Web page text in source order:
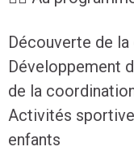
Découverte de
Développement
de la
Activités
enfants